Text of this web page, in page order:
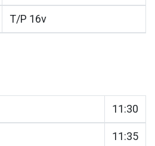
T/P 16v
11:30
11:35